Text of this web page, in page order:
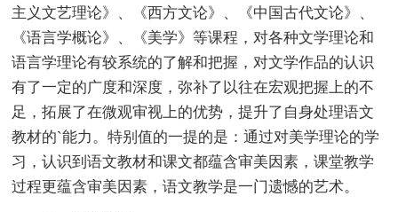
主义文艺理论》、《西方文论》、《中国古代文论》、
《语言学概论》、《美学》等课程，对各种文学理论和
语言学理论有较系统的了解和把握，对文学作品的认识
有了一定的广度和深度，弥补了以往在宏观把握上的不
足，拓展了在微观审视上的优势，提升了自身处理语文
教材的`能力。特别值的一提的是：通过对美学理论的学
习，认识到语文教材和课文都蕴含审美因素，课堂教学
过程更蕴含审美因素，语文教学是一门遗憾的艺术。